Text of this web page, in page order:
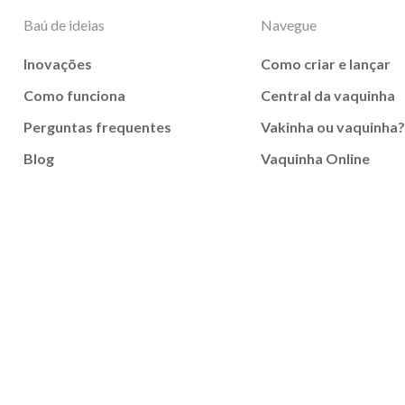
Baú de ideias
Inovações
Como funciona
Perguntas frequentes
Blog
Navegue
Como criar e lançar
Central da vaquinha
Vakinha ou vaquinha?
Vaquinha Online